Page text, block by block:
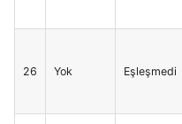
26 Yok Eşleşmedi